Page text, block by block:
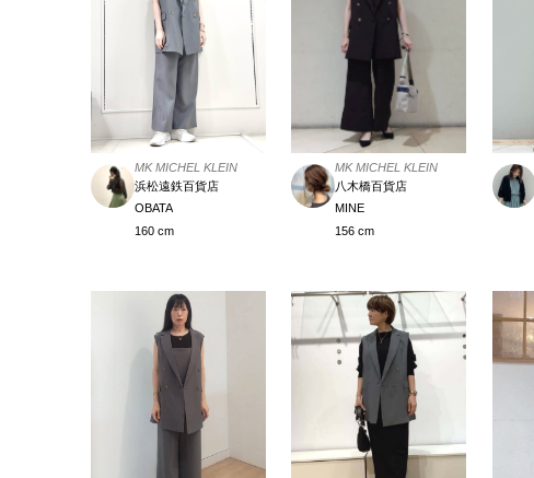
MK MICHEL KLEIN
浜松遠鉄百貨店
OBATA
160 cm
MK MICHEL KLEIN
八木橋百貨店
MINE
156 cm